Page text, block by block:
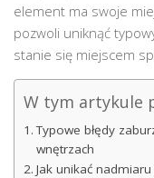
element ma swoje
pozwoli uniknąć
stanie się miejscem
W tym artykule
Typowe błędy
wnętrzach
Jak unikać